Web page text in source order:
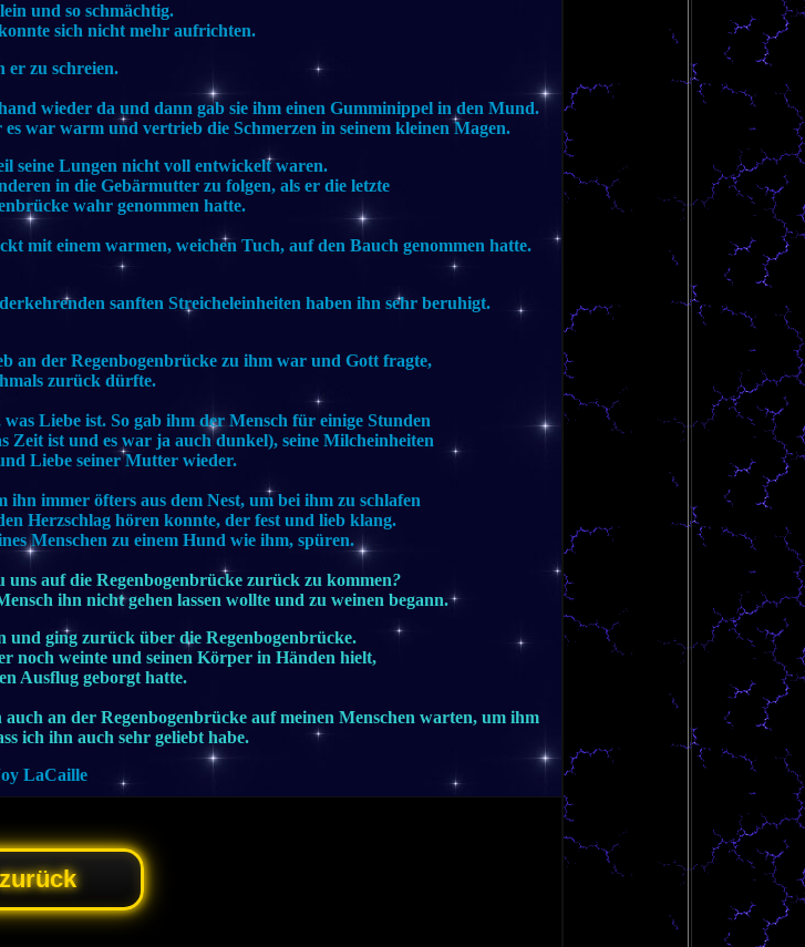
und so schmächtig.
sich nicht mehr aufrichten.
er zu schreien.
wieder da und dann gab sie ihm einen Gumminippel in den Mund.
war warm und vertrieb die Schmerzen in seinem kleinen Magen.
seine Lungen nicht voll entwickelt waren.
in die Gebärmutter zu folgen, als er die letzte
wahr genommen hatte.
mit einem warmen, weichen Tuch, auf den Bauch genommen hatte.
sanften Streicheleinheiten haben ihn sehr beruhigt.
an der Regenbogenbrücke zu ihm war und Gott fragte,
zurück dürfte.
Liebe ist. So gab ihm der Mensch für einige Stunden
Zeit ist und es war ja auch dunkel), seine Milcheinheiten
Liebe seiner Mutter wieder.
immer öfters aus dem Nest, um bei ihm zu schlafen
Herzschlag hören konnte, der fest und lieb klang.
Menschen zu einem Hund wie ihm, spüren.
auf die Regenbogenbrücke zurück zu kommen?
ihn nicht gehen lassen wollte und zu weinen begann.
ging zurück über die Regenbogenbrücke.
noch weinte und seinen Körper in Händen hielt,
Ausflug geborgt hatte.
an der Regenbogenbrücke auf meinen Menschen warten, um ihm
ich ihn auch sehr geliebt habe.
LaCaille